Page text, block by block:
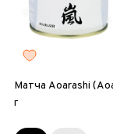
Матча Aoarashi
г